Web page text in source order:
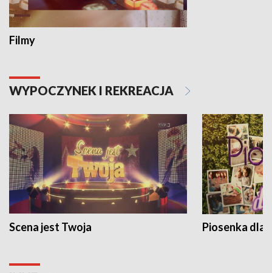
Filmy
WYPOCZYNEK I REKREACJA
Scena jest Twoja Piosenka dla